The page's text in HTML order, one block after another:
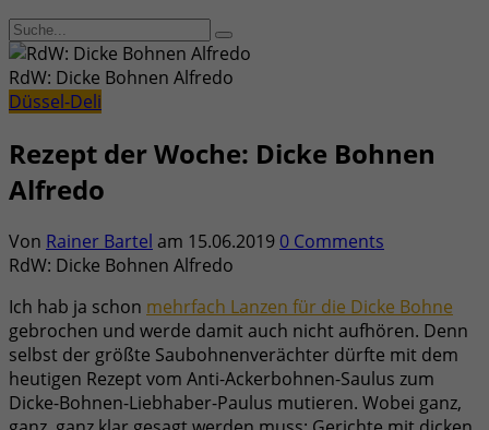
RdW: Dicke Bohnen Alfredo
Düssel-Deli
Rezept der Woche: Dicke Bohnen
Alfredo
Von Rainer Bartel am 15.06.2019 0 Comments
RdW: Dicke Bohnen Alfredo
Ich hab ja schon mehrfach Lanzen für die Dicke Bohne
gebrochen und werde damit auch nicht aufhören. Denn
selbst der größte Saubohnenverächter dürfte mit dem
heutigen Rezept vom Anti-Ackerbohnen-Saulus zum
Dicke-Bohnen-Liebhaber-Paulus mutieren. Wobei ganz,